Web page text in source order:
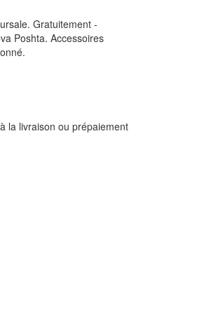
Gratuitement -
Poshta. Accessoires
la livraison ou prépaiement